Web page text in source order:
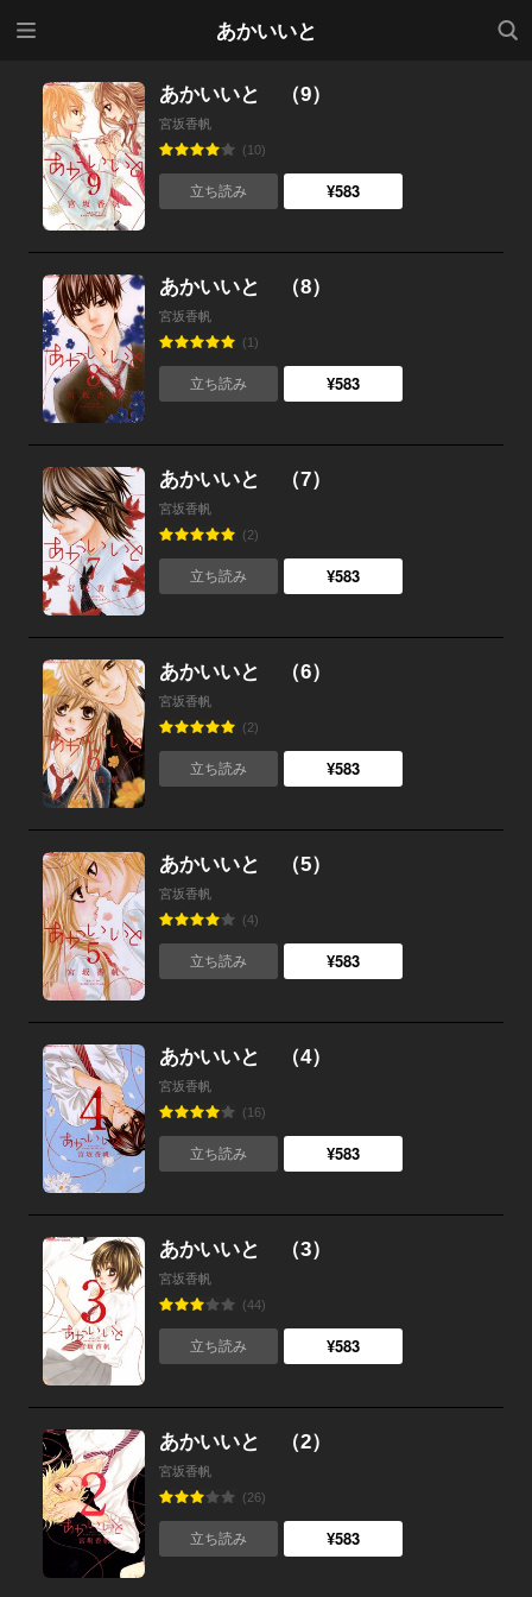
あかいいと
検索
あかいいと （9）
宮坂香帆
(10)
立ち読み ¥583
あかいいと （8）
宮坂香帆
(1)
立ち読み ¥583
あかいいと （7）
宮坂香帆
(2)
立ち読み ¥583
あかいいと （6）
宮坂香帆
(2)
立ち読み ¥583
あかいいと （5）
宮坂香帆
(4)
立ち読み ¥583
あかいいと （4）
宮坂香帆
(16)
立ち読み ¥583
あかいいと （3）
宮坂香帆
(44)
立ち読み ¥583
あかいいと （2）
宮坂香帆
(26)
立ち読み ¥583